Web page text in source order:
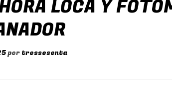
LOCA Y
portressesenta